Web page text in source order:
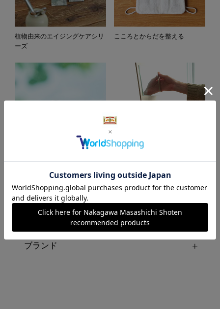
植物由来のエイジングケアシリ
ーズ
こころとからだを整える
私の特別な場所をつくる 化粧箱
ブランド